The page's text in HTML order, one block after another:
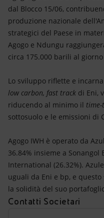
dal Blocco 15/06,
produzione nazionale
strategici del Paese in
Agogo e Ndungu
circa 175.000 barili al
Lo sviluppo riflette e
low carbon, fast track di Eni,
riducendo al minimo il
sottosuolo e le emissioni di
Agogo IWH è operato da
36.84% insieme a Sonangol
International (26.32%).
uguali da Eni e bp, e
la solidità del suo
Contatti Societari